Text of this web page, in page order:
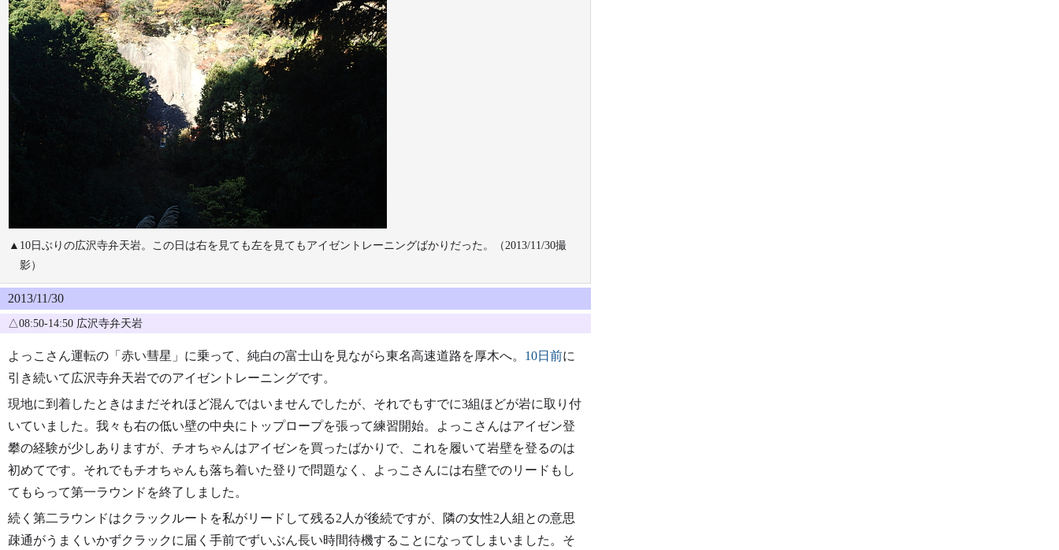
▲10日ぶりの広沢寺弁天岩。この日は右を見ても左を見てもアイゼントレーニングばかりだった。（2013/11/30撮
影）
2013/11/30
△08:50-14:50 広沢寺弁天岩
よっこさん運転の「赤い彗星」に乗って、純白の富士山を見ながら東名高速道路を厚木へ。 10日前に
引き続いて広沢寺弁天岩でのアイゼントレーニングです。
現地に到着したときはまだそれほど混んではいませんでしたが、それでもすでに3組ほどが岩に取り付
いていました。我々も右の低い壁の中央にトップロープを張って練習開始。よっこさんはアイゼン登
攀の経験が少しありますが、チオちゃんはアイゼンを買ったばかりで、これを履いて岩壁を登るのは
初めてです。それでもチオちゃんも落ち着いた登りで問題なく、よっこさんには右壁でのリードもし
てもらって第一ラウンドを終了しました。
続く第二ラウンドはクラックルートを私がリードして残る2人が後続ですが、隣の女性2人組との意思
疎通がうまくいかずクラックに届く手前でずいぶん長い時間待機することになってしまいました。そ